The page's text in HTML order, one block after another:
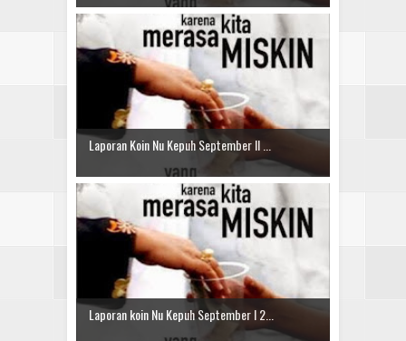
Laporan Koin Nu Kepuh September II ...
Laporan koin Nu Kepuh September I 2...